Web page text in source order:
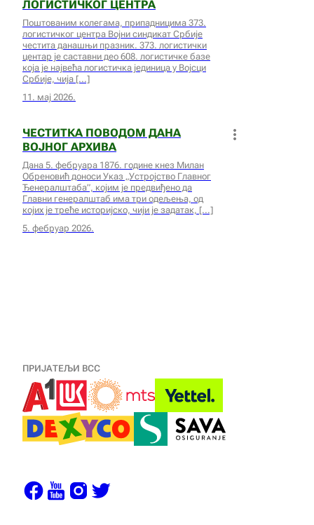
ЛОГИСТИЧКОГ ЦЕНТРА
Поштованим колегама, припадницима 373.
логистичког центра Војни синдикат Србије
честита данашњи празник. 373. логистички
центар је саставни део 608. логистичке базе
која је највећа логистичка јединица у Војсци
Србије, чија
11. мај 2026.
ЧЕСТИТКА ПОВОДОМ ДАНА
ВОЈНОГ АРХИВА
Дана 5. фебруара 1876. године кнез Милан
Обреновић доноси Указ „Устројство Главног
Ђенералштаба”, којим је предвиђено да
Главни генералштаб има три одељења, од
којих је треће историјско, чији је задатак,
5. фебруар 2026.
ПРИЈАТЕЉИ ВСС